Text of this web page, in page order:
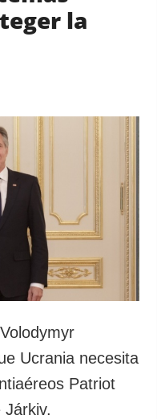
sobre la agencia
Política de
privacidad y
protección de
datos personales
SERVICIOS
Suscripción
Banco de
imágenes
la
Ucrania necesita
Patriot